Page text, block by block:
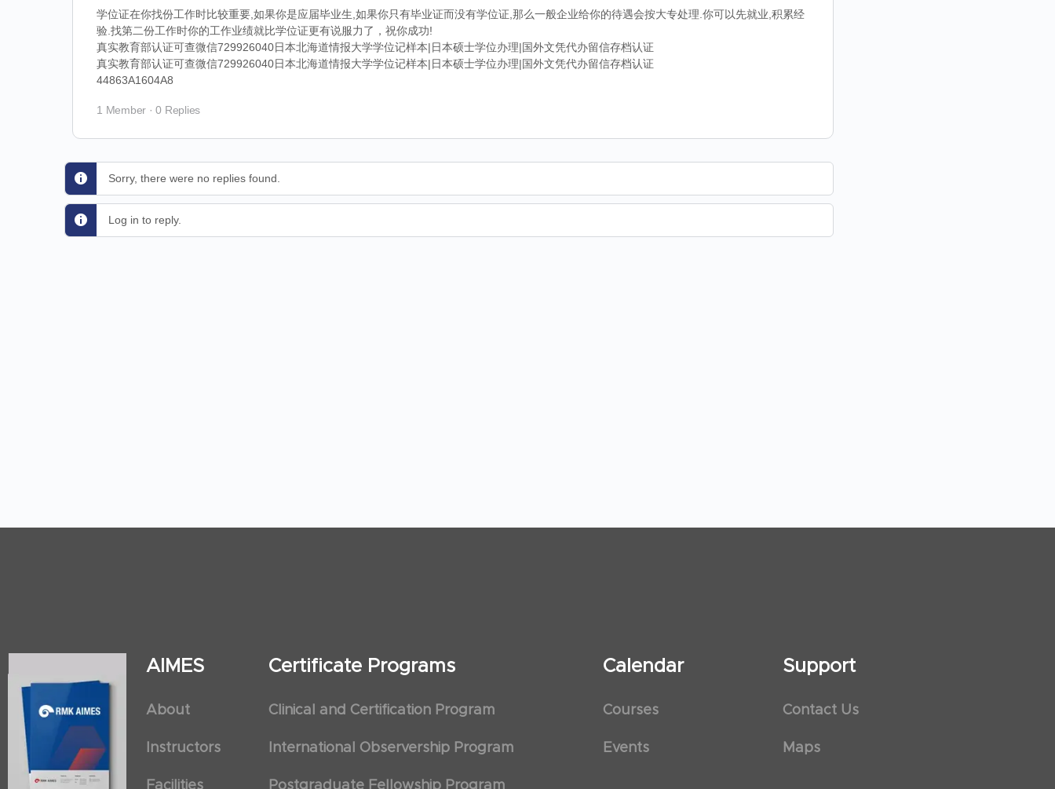
学位证在你找份工作时比较重要,如果你是应届毕业生,如果你只有毕业证而没有学位证,那么一般企业给你的待遇会按大专处理.你可以先就业,积累经
验.找第二份工作时你的工作业绩就比学位证更有说服力了，祝你成功!
真实教育部认证可查微信729926040日本北海道情报大学学位记样本|日本硕士学位办理|国外文凭代办留信存档认证
真实教育部认证可查微信729926040日本北海道情报大学学位记样本|日本硕士学位办理|国外文凭代办留信存档认证
44863A1604A8
1 Member · 0 Replies
Sorry, there were no replies found.
Log in to reply.
AIMES
About
Instructors
Facilities
Certificate Programs
Clinical and Certification Program
International Observership Program
Postgraduate Fellowship Program
Calendar
Courses
Events
Support
Contact Us
Maps